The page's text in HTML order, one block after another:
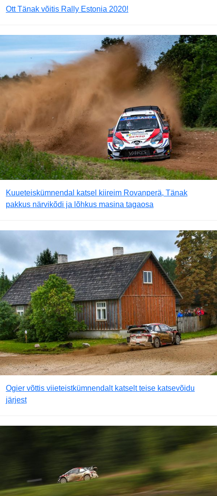
Ott Tänak võitis Rally Estonia 2020!
Kuueteiskümnendal katsel kiireim Rovanperä, Tänak
pakkus närvikõdi ja lõhkus masina tagaosa
Ogier võttis viieteistkümnendalt katselt teise katsevõidu
järjest